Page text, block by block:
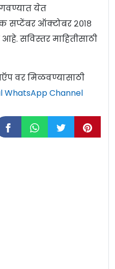
येत
ऑक्टोबर २०१८
सविस्तर माहितीसाठी
वर मिळवण्यासाठी
WhatsApp Channel